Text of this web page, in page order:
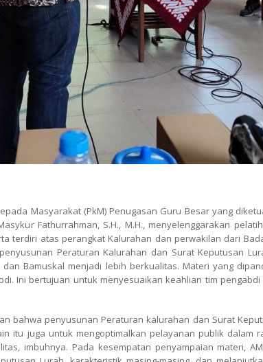
Masyarakat (PkM) Penugasan Guru Besar yang
Fathurrahman, S.H., M.H., menyelenggarakan
terdiri atas perangkat Kalurahan dan perwakilan dari
Peraturan Kalurahan dan Surat Keputusan
Bamuskal menjadi lebih berkualitas. Materi yang
Ini bertujuan untuk menyesuaikan keahlian tim
bahwa penyusunan Peraturan kalurahan dan Surat
itu juga untuk mengoptimalkan pelayanan publik dalam
imbuhnya. Pada kesempatan penyampaian materi,